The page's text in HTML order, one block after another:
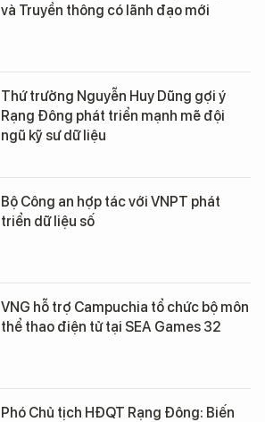
và Truyền thông có lãnh đạo mới
Thứ trưởng Nguyễn Huy Dũng gợi ý
Rạng Đông phát triển mạnh mẽ đội
ngũ kỹ sư dữ liệu
Bộ Công an hợp tác với VNPT phát
triển dữ liệu số
VNG hỗ trợ Campuchia tổ chức bộ môn
thể thao điện tử tại SEA Games 32
Phó Chủ tịch HĐQT Rạng Đông: Biến